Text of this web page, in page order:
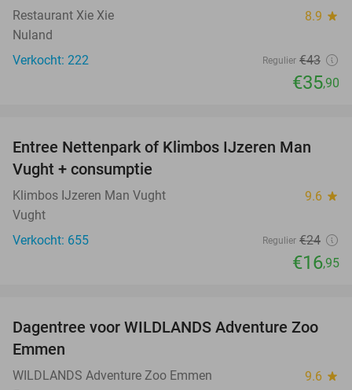
Restaurant Xie Xie 8.9 star
Nuland
Verkocht: 222
Regulier €43
€35,90
29%
Entree Nettenpark of Klimbos IJzeren Man
Vught + consumptie
Klimbos IJzeren Man Vught 9.6 star
Vught
Verkocht: 655
Regulier €24
€16,95
24%
Dagentree voor WILDLANDS Adventure Zoo
Emmen
WILDLANDS Adventure Zoo Emmen 9.6 star